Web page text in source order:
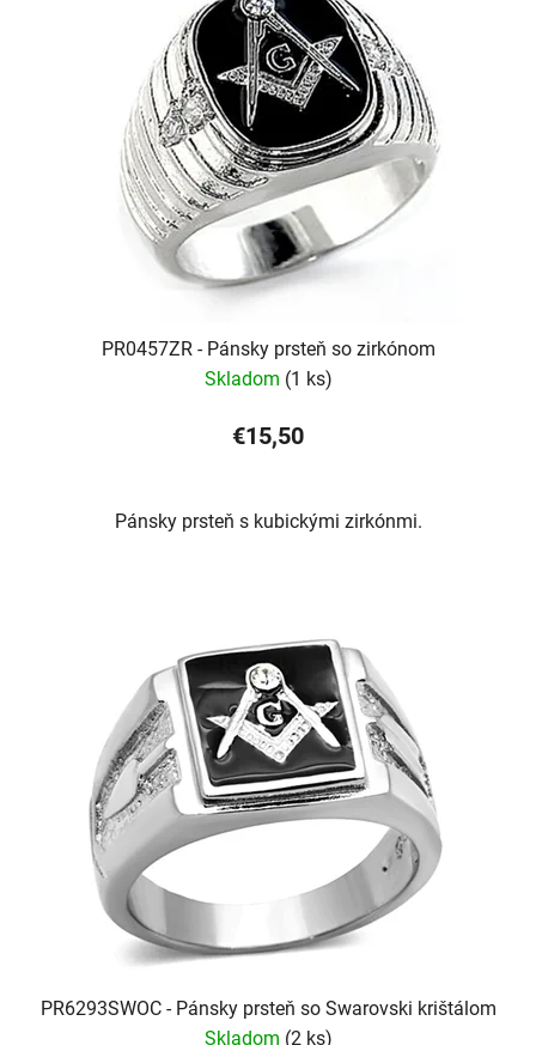
PR0457ZR - Pánsky prsteň so zirkónom
Skladom (1 ks)
€15,50
Pánsky prsteň s kubickými zirkónmi.
PR6293SWOC - Pánsky prsteň so Swarovski krištálom
Skladom (2 ks)